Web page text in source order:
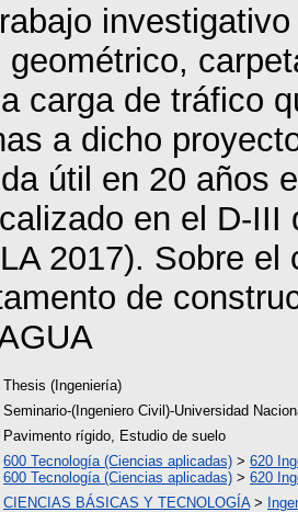
geométrico,
carga de tráfico
a dicho
útil en 20 años
en el D-
2017). Sobre
de
Thesis (Ingeniería)
Seminario-(Ingeniero Civil)-Universidad
Pavimento rígido, Estudio de suelo
600 Tecnología (Ciencias aplicadas) > 620
600 Tecnología (Ciencias aplicadas) > 620
CIENCIAS BÁSICAS Y TECNOLOGÍA>